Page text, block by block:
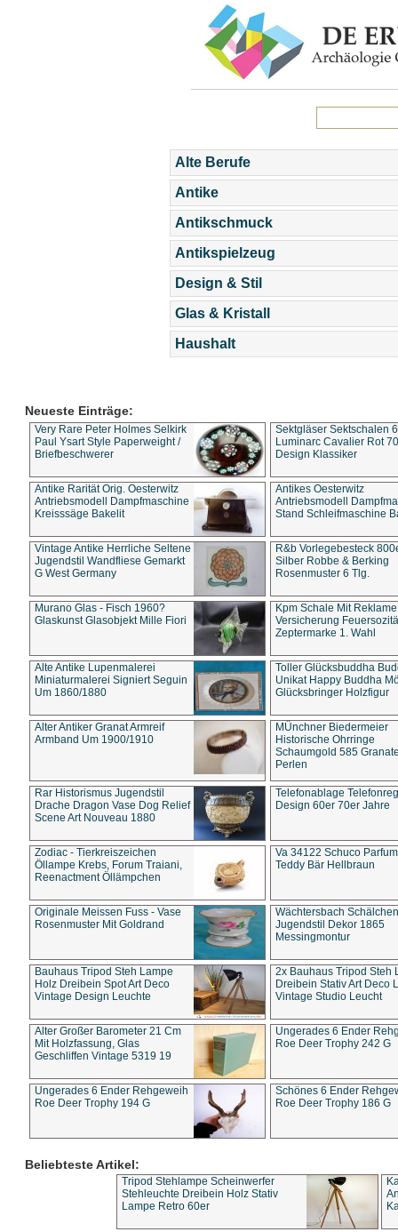
Alte Berufe
Antike
Antikschmuck
Antikspielzeug
Design & Stil
Glas & Kristall
Haushalt
Neueste Einträge:
Very Rare Peter Holmes Selkirk
Paul Ysart Style Paperweight /
Briefbeschwerer
Sektgläser Sektschalen
Luminarc Cavalier Rot
Design Klassiker
Antike Rarität Orig. Oesterwitz
Antriebsmodell Dampfmaschine
Kreisssäge Bakelit
Antikes Oesterwitz
Antriebsmodell
Stand Schleifmaschine
Vintage Antike Herrliche Seltene
Jugendstil Wandfliese Gemarkt
G West Germany
R&b Vorlegebesteck
Silber Robbe & Berking
Rosenmuster 6 Tlg.
Murano Glas - Fisch 1960?
Glaskunst Glasobjekt Mille Fiori
Kpm Schale Mit Reklame
Versicherung
Zeptermarke 1. Wahl
Alte Antike Lupenmalerei
Miniaturmalerei Signiert Seguin
Um 1860/1880
Toller Glücksbuddha
Unikat Happy Buddha
Glücksbringer Holzfigur
Alter Antiker Granat Armreif
Armband Um 1900/1910
MÜnchner Biedermeier
Historische Ohrringe
Schaumgold 585
Perlen
Rar Historismus Jugendstil
Drache Dragon Vase Dog Relief
Scene Art Nouveau 1880
Telefonablage
Design 60er 70er Jahre
Zodiac - Tierkreiszeichen
Öllampe Krebs, Forum Traiani,
Reenactment Öllämpchen
Va 34122 Schuco
Teddy Bär Hellbraun
Originale Meissen Fuss - Vase
Rosenmuster Mit Goldrand
Wächtersbach Schälchen
Jugendstil Dekor 1865
Messingmontur
Bauhaus Tripod Steh Lampe
Holz Dreibein Spot Art Deco
Vintage Design Leuchte
2x Bauhaus Tripod Steh
Dreibein Stativ Art Deco
Vintage Studio Leucht
Alter Großer Barometer 21 Cm
Mit Holzfassung, Glas
Geschliffen Vintage 5319 19
Ungerades 6 Ender
Roe Deer Trophy 242 G
Ungerades 6 Ender Rehgeweih
Roe Deer Trophy 194 G
Schönes 6 Ender
Roe Deer Trophy 186 G
Beliebteste Artikel:
Tripod Stehlampe Scheinwerfer
Stehleuchte Dreibein Holz Stativ
Lampe Retro 60er